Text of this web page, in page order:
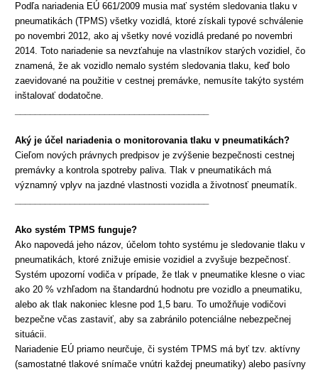
Podľa nariadenia EÚ 661/2009 musia mať systém sledovania tlaku v
pneumatikách (TPMS) všetky vozidlá, ktoré získali typové schválenie
po novembri 2012, ako aj všetky nové vozidlá predané po novembri
2014. Toto nariadenie sa nevzťahuje na vlastníkov starých vozidiel, čo
znamená, že ak vozidlo nemalo systém sledovania tlaku, keď bolo
zaevidované na použitie v cestnej premávke, nemusíte takýto systém
inštalovať dodatočne.
Aký je účel nariadenia o monitorovaniatlaku v pneumatikách?
Cieľom nových právnych predpisov je zvýšenie bezpečnosti cestnej
premávky a kontrola spotreby paliva. Tlak v pneumatikách má
významný vplyv na jazdné vlastnosti vozidla a životnosť pneumatík.
Ako systém TPMS funguje?
Ako napovedá jeho názov, účelom tohto systému je sledovanie tlaku v
pneumatikách, ktoré znižuje emisie vozidiel a zvyšuje bezpečnosť.
Systém upozorní vodiča v prípade, že tlak v pneumatike klesne o viac
ako 20 % vzhľadom na štandardnú hodnotu pre vozidlo a pneumatiku,
alebo ak tlak nakoniec klesne pod 1,5 baru. To umožňuje vodičovi
bezpečne včas zastaviť, aby sa zabránilo potenciálne nebezpečnej
situácii.
Nariadenie EÚ priamo neurčuje, či systém TPMS má byť tzv. aktívny
(samostatné tlakové snímače vnútri každej pneumatiky) alebo pasívny